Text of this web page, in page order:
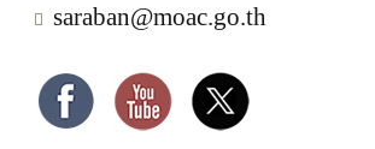
saraban@moac.go.th